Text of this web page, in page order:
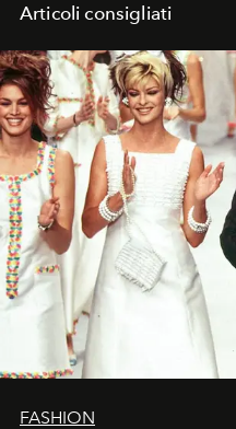
Articoli consigliati
FASHION